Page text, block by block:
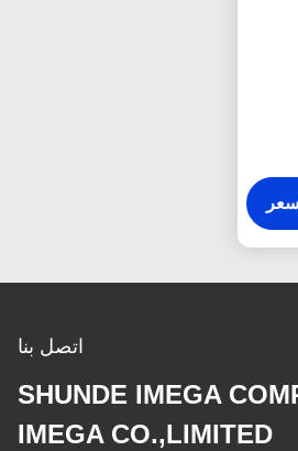
اتصل بنا
SHUNDE IMEGA
IMEGA CO.,LIMITED